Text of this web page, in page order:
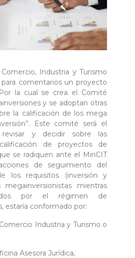
Industria y Turismo
para comentarios un proyecto
la cual se crea el Comité
y se adoptan otras
la calificación de los mega
Este comité será el
y decidir sobre las
de proyectos de
se radiquen ante el MinCIT
de seguimiento del
los requisitos (inversión y
mientras
por el régimen de
estaría conformado por:
Industria y Turismo o
Asesora Jurídica,